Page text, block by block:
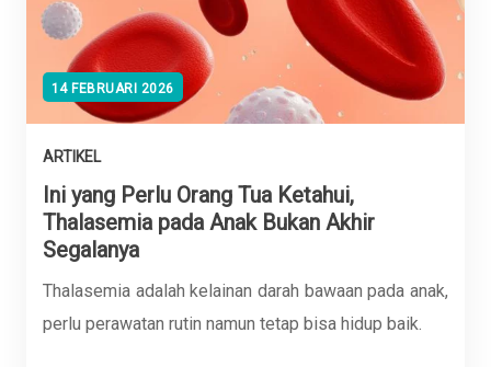
14 FEBRUARI 2026
ARTIKEL
Ini yang Perlu Orang Tua Ketahui,
Thalasemia pada Anak Bukan Akhir
Segalanya
Thalasemia adalah kelainan darah bawaan pada anak,
perlu perawatan rutin namun tetap bisa hidup baik.